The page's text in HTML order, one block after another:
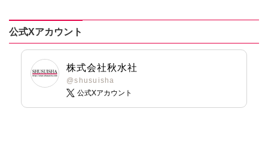
公式Xアカウント
株式会社秋水社
@shusuisha
公式Xアカウント